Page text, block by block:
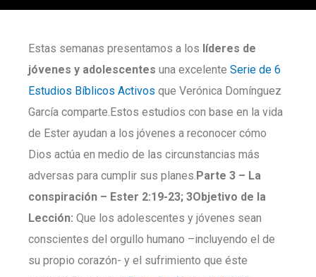
Estas semanas presentamos a los líderes de
jóvenes y adolescentes una excelente Serie de 6
Estudios Bíblicos Activos que Verónica Domínguez
García comparte.Estos estudios con base en la vida
de Ester ayudan a los jóvenes a reconocer cómo
Dios actúa en medio de las circunstancias más
adversas para cumplir sus planes.Parte 3 – La
conspiración – Ester 2:19-23; 3Objetivo de la
Lección: Que los adolescentes y jóvenes sean
conscientes del orgullo humano –incluyendo el de
su propio corazón- y el sufrimiento que éste